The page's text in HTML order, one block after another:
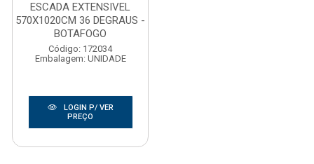
ESCADA EXTENSIVEL
570X1020CM 36 DEGRAUS -
BOTAFOGO
Código: 172034
Embalagem: UNIDADE
LOGIN P/ VER
PREÇO